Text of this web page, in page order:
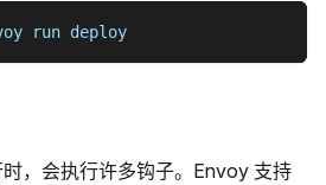
run deploy
，会执行许多钩子。Envoy 支持